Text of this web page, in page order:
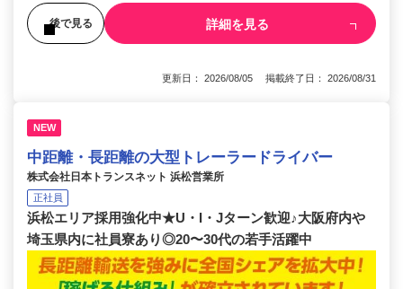
後で見る 詳細を見る
更新日： 2026/08/05 掲載終了日： 2026/08/31
NEW
中距離・長距離の大型トレーラードライバー
株式会社日本トランスネット 浜松営業所
正社員
浜松エリア採用強化中★U・I・Jターン歓迎♪大阪府内や
埼玉県内に社員寮あり◎20〜30代の若手活躍中